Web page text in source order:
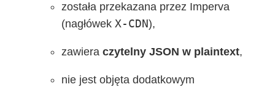
została przekazana przez Imperva
(nagłówek X-CDN),
zawiera czytelny JSON w plaintext,
nie jest objęta dodatkowym